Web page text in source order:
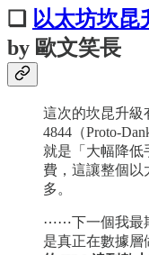
❏ 以太坊坎昆
by 歐文笑長
這次的坎昆升級
4844（Proto-
就是「大幅降低
費，這讓整個以
多。
⋯⋯下一個我最
是真正在數據層